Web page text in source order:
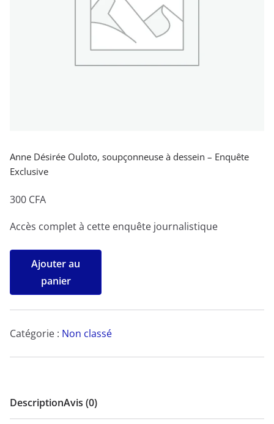
Anne Désirée Ouloto, soupçonneuse à dessein – Enquête
Exclusive
300 CFA
Accès complet à cette enquête journalistique
quantité
Anne
Désirée
Ouloto,
soupçonneuse
à
Enquête
Ajouter au
panier
Catégorie : Non classé
DescriptionAvis (0)